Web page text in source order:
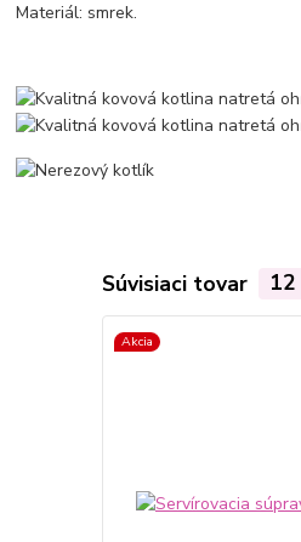
Materiál: smrek.
Súvisiaci tovar 12
Akcia